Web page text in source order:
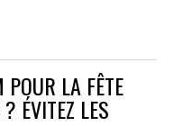
LA FÊTE
ÉVITEZ LES